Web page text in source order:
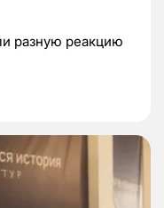
разную реакцию